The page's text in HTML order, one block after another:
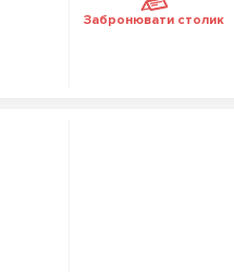
Забронювати столик